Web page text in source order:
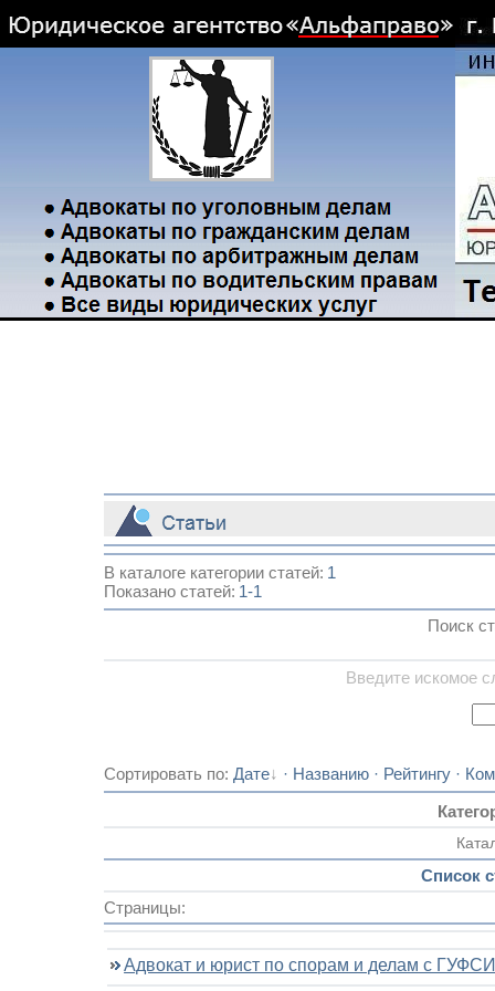
В каталоге категории статей: 1
Показано статей: 1-1
Поиск
Введите искомое
Сортировать по: Дате · Названию · Рейтингу ·
Список
Страницы:
Адвокат и юрист по спорам и делам с